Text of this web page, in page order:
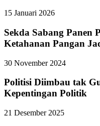
15 Januari 2026
Sekda Sabang Panen
Ketahanan Pangan
30 November 2024
Politisi Diimbau tak
Kepentingan Politik
21 Desember 2025